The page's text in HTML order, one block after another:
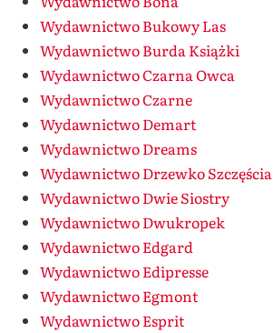
Wydawnictwo Bukowy Las
Wydawnictwo Burda Książki
Wydawnictwo Czarna Owca
Wydawnictwo Czarne
Wydawnictwo Demart
Wydawnictwo Dreams
Wydawnictwo Drzewko Szczęścia
Wydawnictwo Dwie Siostry
Wydawnictwo Dwukropek
Wydawnictwo Edgard
Wydawnictwo Edipresse
Wydawnictwo Egmont
Wydawnictwo Esprit